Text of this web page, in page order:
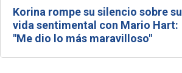
Korina rompe su silencio sobre su
vida sentimental con Mario Hart:
"Me dio lo más maravilloso"